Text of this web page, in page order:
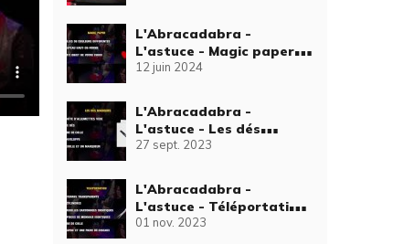
L'Abracadabra -
L'astuce - Magic paper -
épisode 39
12 juin 2024
L'Abracadabra -
L'astuce - Les dés
magiques - épisode 2
27 sept. 2023
L'Abracadabra -
L'astuce - Téléportation
- épisode 7
01 nov. 2023